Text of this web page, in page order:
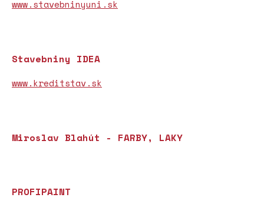
www.stavebninyuni.sk
Stavebniny IDEA
www.kreditstav.sk
Miroslav Blahút - FARBY, LAKY
PROFIPAINT